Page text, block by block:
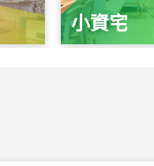
小資宅